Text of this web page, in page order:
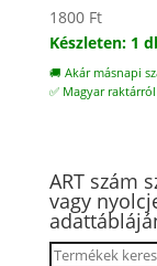
1800 Ft
Készleten: 1
🚚 Akár másnapi
✅ Magyar raktárról
ART szám
vagy
Keresés